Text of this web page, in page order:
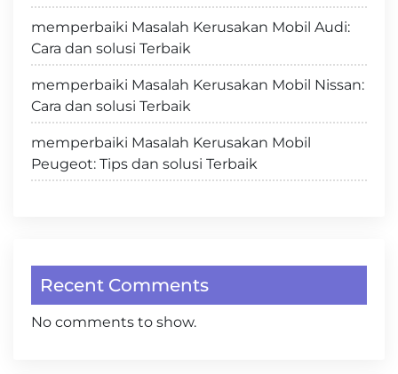
memperbaiki Masalah Kerusakan Mobil Audi:
Cara dan solusi Terbaik
memperbaiki Masalah Kerusakan Mobil Nissan:
Cara dan solusi Terbaik
memperbaiki Masalah Kerusakan Mobil
Peugeot: Tips dan solusi Terbaik
Recent Comments
No comments to show.